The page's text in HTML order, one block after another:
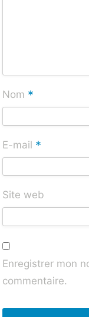
Nom *
E-mail *
Site web
Enregistrer mon
commentaire.